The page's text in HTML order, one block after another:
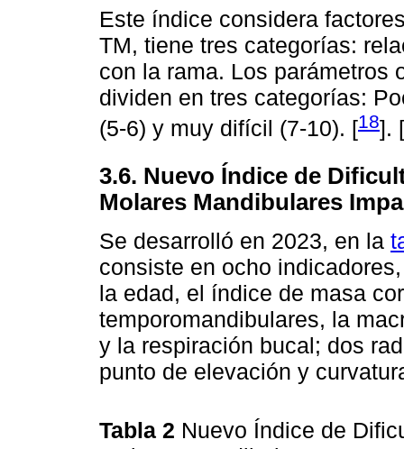
Este índice considera
TM, tiene tres categorías:
con la rama. Los parámetros
dividen en tres categorías:
(5-6) y muy difícil (7-10). [18]. [
3.6. Nuevo Índice de
Molares Mandibulares
Se desarrolló en 2023, en la
consiste en ocho
la edad, el índice de masa
temporomandibulares, la
y la respiración bucal; dos
punto de elevación y
Tabla 2 Nuevo Índice de